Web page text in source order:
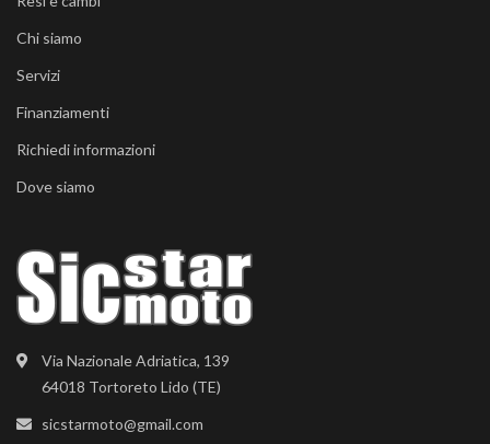
Via Nazionale Adriatica, 139
64018 Tortoreto Lido (TE)
sicstarmoto@gmail.com
Chi siamo
Servizi
Finanziamenti
Richiedi informazioni
Dove siamo